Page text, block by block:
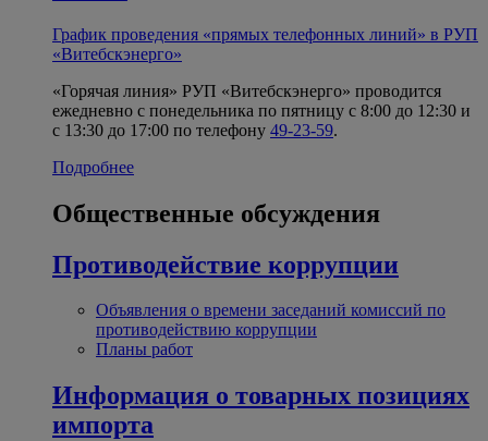
График проведения «прямых телефонных линий» в РУП
«Витебскэнерго»
«Горячая линия» РУП «Витебскэнерго» проводится
ежедневно с понедельника по пятницу с 8:00 до 12:30 и
с 13:30 до 17:00 по телефону 49-23-59.
Подробнее
Общественные обсуждения
Противодействие коррупции
Объявления о времени заседаний комиссий по
противодействию коррупции
Планы работ
Информация о товарных позициях
импорта